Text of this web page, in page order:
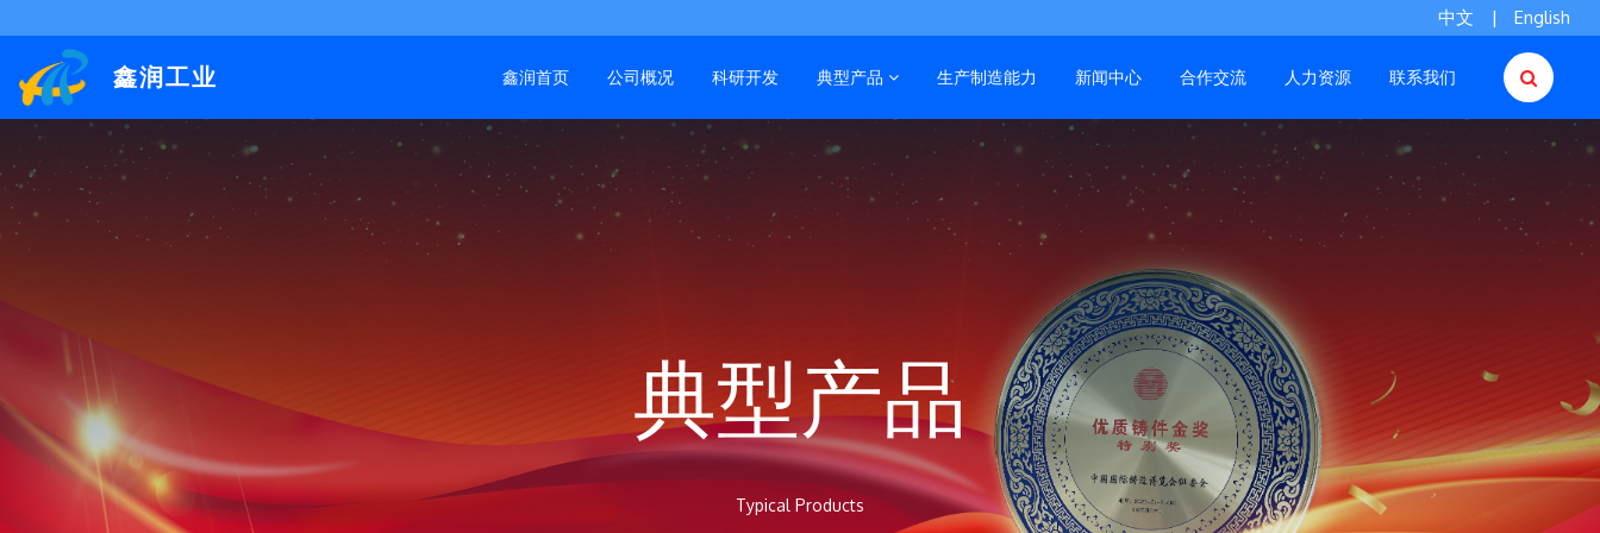
中文 | English
鑫润工业 鑫润首页 公司概况 科研开发 典型产品 生产制造能力 新闻中心 合作交流 人力资源 联系我们
典型产品
Typical Products